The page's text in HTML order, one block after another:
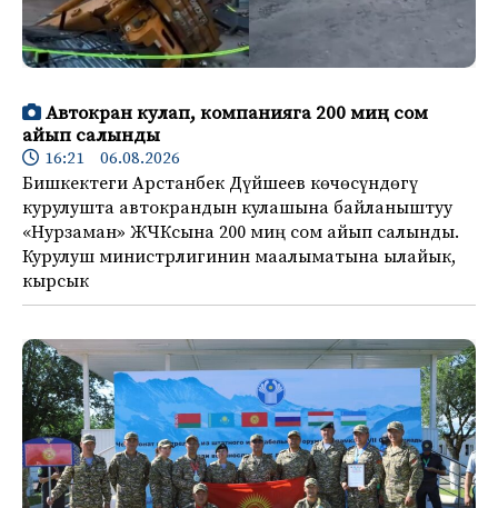
Автокран кулап, компанияга 200 миң сом
айып салынды
16:21 06.08.2026
Бишкектеги Арстанбек Дүйшеев көчөсүндөгү
курулушта автокрандын кулашына байланыштуу
«Нурзаман» ЖЧКсына 200 миң сом айып салынды.
Курулуш министрлигинин маалыматына ылайык,
кырсык